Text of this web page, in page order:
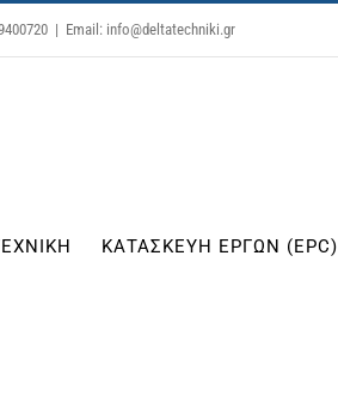
| Email: info@deltatechniki.gr
ΚΑΤΑΣΚΕΥΗ ΕΡΓΩΝ (EPC)